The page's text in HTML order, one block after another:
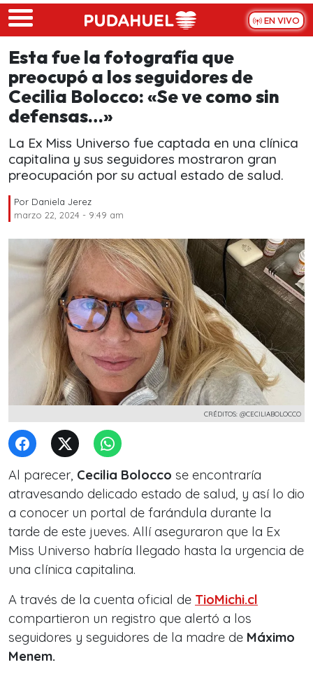
Skip to main content
EN VIVO
Esta fue la fotografía que
preocupó a los seguidores de
Cecilia Bolocco: «Se ve como sin
defensas…»
La Ex Miss Universo fue captada en una clínica
capitalina y sus seguidores mostraron gran
preocupación por su actual estado de salud.
Por Daniela Jerez
marzo 22, 2024 - 9:49 am
CRÉDITOS: @CECILIABOLOCCO
Al parecer, Cecilia Bolocco se encontraría
atravesando delicado estado de salud, y así lo dio
a conocer un portal de farándula durante la
tarde de este jueves. Allí aseguraron que la Ex
Miss Universo habría llegado hasta la urgencia de
una clínica capitalina.
A través de la cuenta oficial de TioMichi.cl
compartieron un registro que alertó a los
seguidores y seguidores de la madre de Máximo
Menem.